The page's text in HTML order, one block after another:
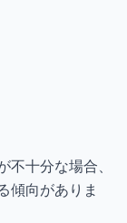
十分な場合、
傾向がありま